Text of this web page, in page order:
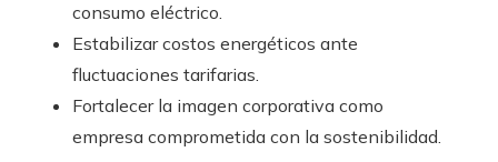
consumo eléctrico.
Estabilizar costos energéticos ante
fluctuaciones tarifarias.
Fortalecer la imagen corporativa como
empresa comprometida con la sostenibilidad.